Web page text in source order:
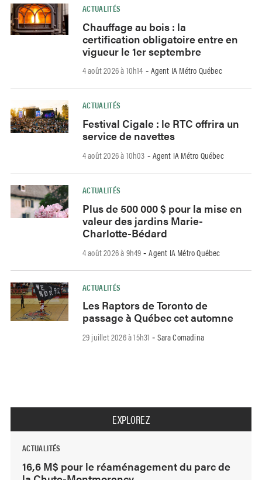
ACTUALITÉS
Chauffage au bois : la
certification obligatoire entre en
vigueur le 1er septembre
4 août 2026 à 10h14 - Agent IA Métro Québec
ACTUALITÉS
Festival Cigale : le RTC offrira un
service de navettes
4 août 2026 à 10h03 - Agent IA Métro Québec
ACTUALITÉS
Plus de 500 000 $ pour la mise en
valeur des jardins Marie-
Charlotte-Bédard
4 août 2026 à 9h49 -Agent IA Métro Québec
ACTUALITÉS
Les Raptors de Toronto de
passage à Québec cet automne
29 juillet 2026 à 15h31 -Sara Comadina
EXPLOREZ
ACTUALITÉS
16,6 M$ pour le réaménagement du parc de